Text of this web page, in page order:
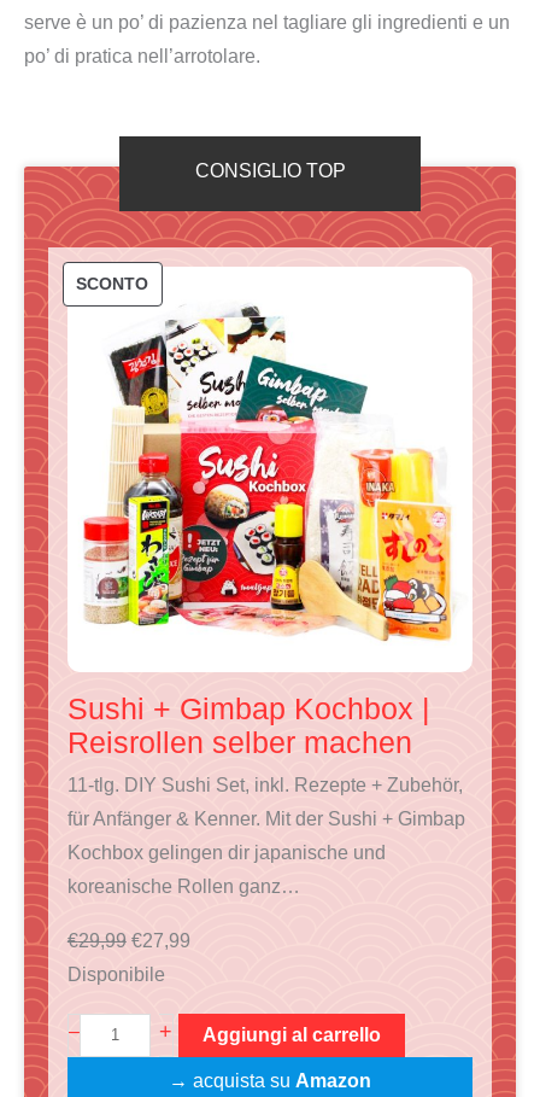
serve è un po’ di pazienza nel tagliare gli ingredienti e un
po’ di pratica nell’arrotolare.
CONSIGLIO TOP
SCONTOP
O
D
O
T
T
O
I
N
O
R
T
A
Sushi + Gimbap Kochbox |
Reisrollen selber machen
11-tlg. DIY Sushi Set, inkl. Rezepte + Zubehör,
für Anfänger & Kenner. Mit der Sushi + Gimbap
Kochbox gelingen dir japanische und
koreanische Rollen ganz…
€29,99 I
l
€27,99I
e
Disponibile
–
S
u
+ Aggiungi al carrello
→ acquista su Amazon